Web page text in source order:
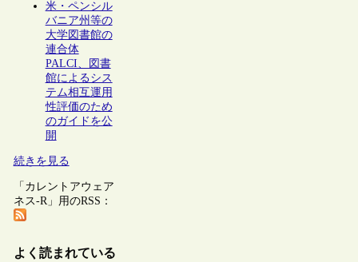
米・ペンシル
バニア州等の
大学図書館の
連合体
PALCI、図書
館によるシス
テム相互運用
性評価のため
のガイドを公
開
続きを見る
「カレントアウェア
ネス-R」用のRSS：
よく読まれている